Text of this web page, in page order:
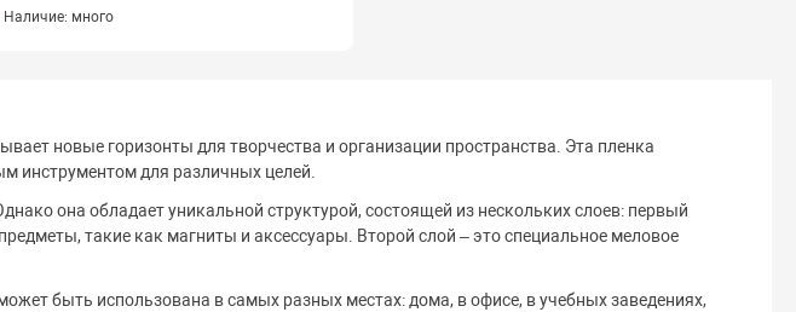
Наличие: много
новые горизонты для творчества и организации пространства. Эта пленка
инструментом для различных целей.
она обладает уникальной структурой, состоящей из нескольких слоев: первый
такие как магниты и аксессуары. Второй слой – это специальное меловое
быть использована в самых разных местах: дома, в офисе, в учебных заведениях,